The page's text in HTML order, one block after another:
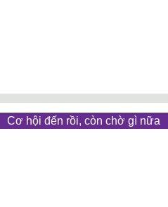
Cơ hội đến rồi, còn chờ gì nữa